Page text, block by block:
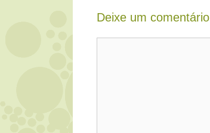
Deixe um comentário